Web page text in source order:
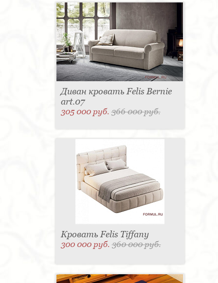
Диван кровать Felis Bernie
art.07
305 000 руб.366 000 руб.
Кровать Felis Tiffany
300 000 руб.360 000 руб.